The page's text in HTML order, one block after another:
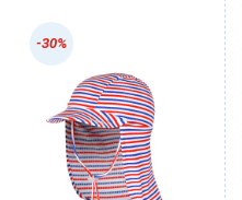
-30%